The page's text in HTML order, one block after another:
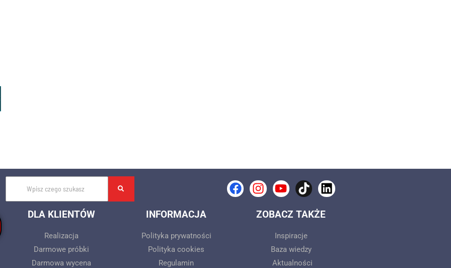
Facebook
Instagram
Youtube
TiktokLinkedin
DLA KLIENTÓW
Realizacja
Darmowe próbki
Darmowa wycena
INFORMACJA
Polityka prywatności
Polityka cookies
Regulamin
ZOBACZ TAKŻE
Inspiracje
Baza wiedzy
Aktualności